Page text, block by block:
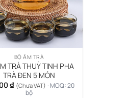
BỘ ẤM TRÀ
TRÀ THUỶ TINH PHA
TRÀ ĐEN 5 MÓN
₫ (Chưa VAT) · MOQ: 20
bộ